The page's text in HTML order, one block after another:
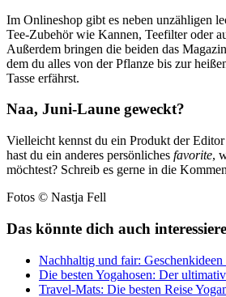
Im Onlineshop gibt es neben unzähligen
Tee-Zubehör wie Kannen, Teefilter oder
Außerdem bringen die beiden das Magazin
dem du alles von der Pflanze bis zur
Tasse erfährst.
Naa, Juni-Laune geweckt?
Vielleicht kennst du ein Produkt der
hast du ein anderes persönliches favorite,
möchtest? Schreib es gerne in die
Fotos © Nastja Fell
Das könnte dich auch
Nachhaltig und fair: Geschenkideen
Die besten Yogahosen: Der
Travel-Mats: Die besten Reise